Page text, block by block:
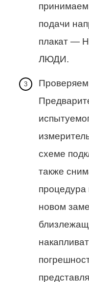
подачи
плакат —
ЛЮДИ.
Проверяем
схеме
также
процедура
новом